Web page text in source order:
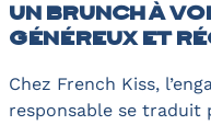
Un brunch à
généreux et
Chez French Kiss,
responsable se traduit